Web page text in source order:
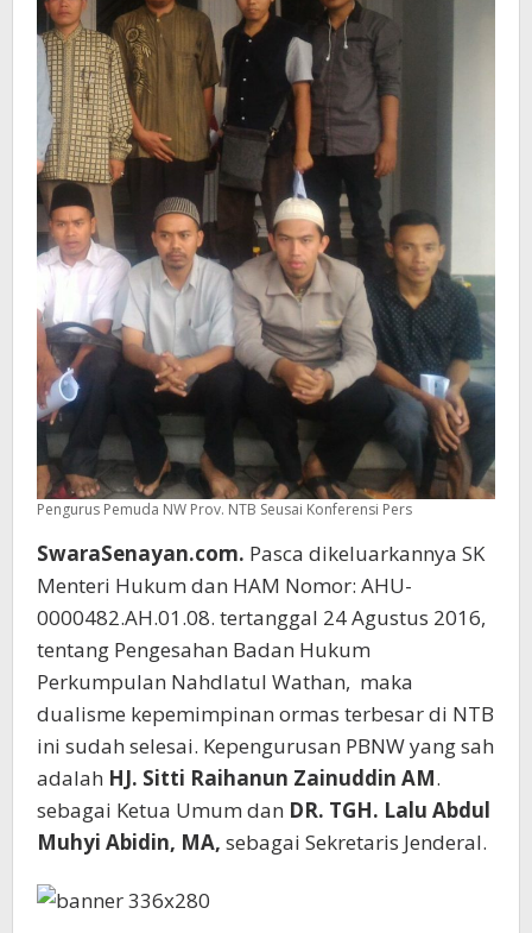
Pengurus Pemuda NW Prov. NTB Seusai Konferensi Pers
SwaraSenayan.com. Pasca dikeluarkannya SK
Menteri Hukum dan HAM Nomor: AHU-
0000482.AH.01.08. tertanggal 24 Agustus 2016,
tentang Pengesahan Badan Hukum
Perkumpulan Nahdlatul Wathan, maka
dualisme kepemimpinan ormas terbesar di NTB
ini sudah selesai. Kepengurusan PBNW yang sah
adalah HJ. Sitti Raihanun Zainuddin AM.
sebagai Ketua Umum dan DR. TGH. Lalu Abdul
Muhyi Abidin, MA, sebagai Sekretaris Jenderal.